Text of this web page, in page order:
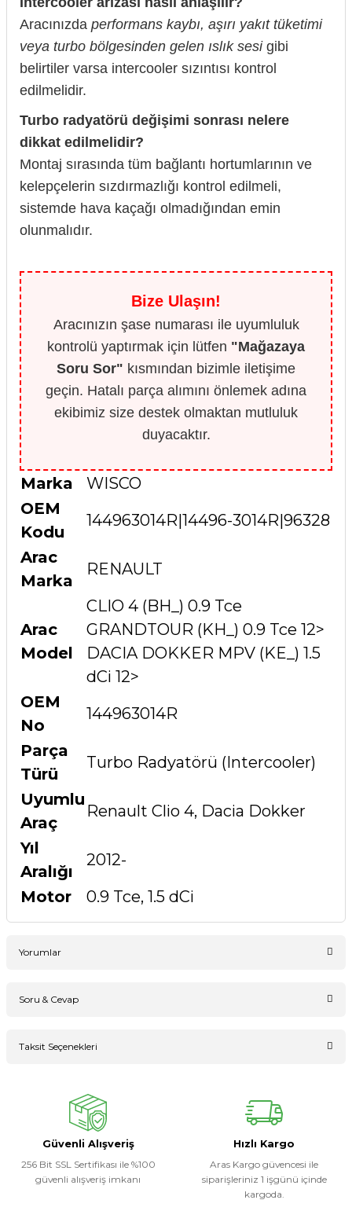
Aracınızda performans kaybı, aşırı yakıt tüketimi
veya turbo bölgesinden gelen ıslık sesigibi
belirtiler varsa intercooler sızıntısı kontrol
edilmelidir.
Turbo radyatörü değişimi sonrası nelere
dikkat edilmelidir?
Montaj sırasında tüm bağlantı hortumlarının ve
kelepçelerin sızdırmazlığı kontrol edilmeli,
sistemde hava kaçağı olmadığından emin
olunmalıdır.
Bize Ulaşın!
Aracınızın şase numarası ile uyumluluk
kontrolü yaptırmak için lütfen "Mağazaya
Soru Sor" kısmından bizimle iletişime
geçin. Hatalı parça alımını önlemek adına
ekibimiz size destek olmaktan mutluluk
duyacaktır.
Marka
WISCO
OEM
Kodu
144963014R|14496-3014R|96328
Arac
Marka
RENAULT
Arac
Model
CLIO 4 (BH_) 0.9 Tce
GRANDTOUR (KH_) 0.9 Tce 12>
DACIA DOKKER MPV (KE_) 1.5
dCi 12>
OEM
No
144963014R
Parça
Türü
Turbo Radyatörü (Intercooler)
Uyumlu
Araç
Renault Clio 4, Dacia Dokker
Yıl
Aralığı
2012-
Motor
0.9 Tce, 1.5 dCi
Yorumlar
Soru & Cevap
Taksit Seçenekleri
Güvenli Alışveriş
256 Bit SSL Sertifikası ile %100
güvenli alışveriş imkanı
Hızlı Kargo
Aras Kargo güvencesi ile
siparişleriniz 1 işgünü içinde
kargoda.